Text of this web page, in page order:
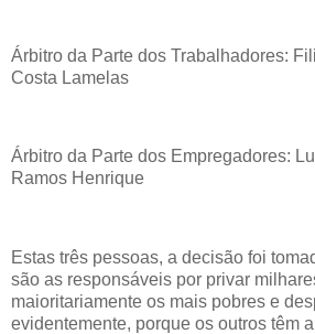
Árbitro da Parte dos Trabalhadores:
Costa Lamelas
Árbitro da Parte dos Empregadores:
Ramos Henrique
Estas três pessoas, a decisão foi
são as responsáveis por privar
maioritariamente os mais pobres e
evidentemente, porque os outros têm